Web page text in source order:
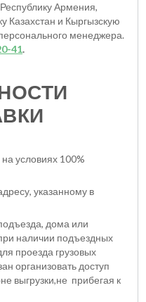
Армения,
Казахстан и Кыргызскую
менеджера.
41.
условиях 100%
указанному в
дома или
наличии подъездных
проезда грузовых
организовать доступ
выгрузки,не прибегая к